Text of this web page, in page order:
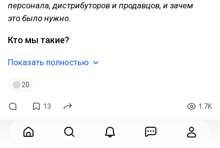
персонала, дистрибуторов и продавцов, и зачем
это было нужно.
Кто мы такие?
Показать полностью
20
13 1.7K